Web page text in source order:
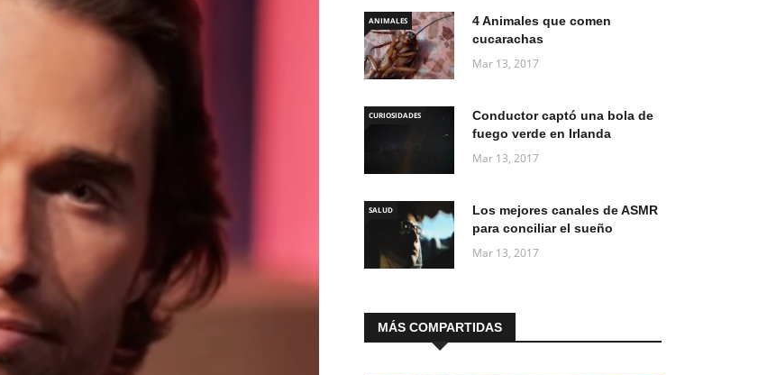
ANIMALES
4 Animales que comen
cucarachas
Mar 13, 2017
CURIOSIDADES
Conductor captó una bola de
fuego verde en Irlanda
Mar 13, 2017
SALUD
Los mejores canales de ASMR
para conciliar el sueño
Mar 13, 2017
MÁS COMPARTIDAS